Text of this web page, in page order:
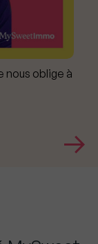
nous oblige à